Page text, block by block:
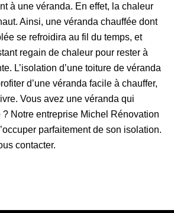
à une véranda. En effet, la chaleur
Ainsi, une véranda chauffée dont
se refroidira au fil du temps, et
regain de chaleur pour rester à
L’isolation d’une toiture de véranda
d’une véranda facile à chauffer,
Vous avez une véranda qui
Notre entreprise Michel Rénovation
parfaitement de son isolation.
contacter.